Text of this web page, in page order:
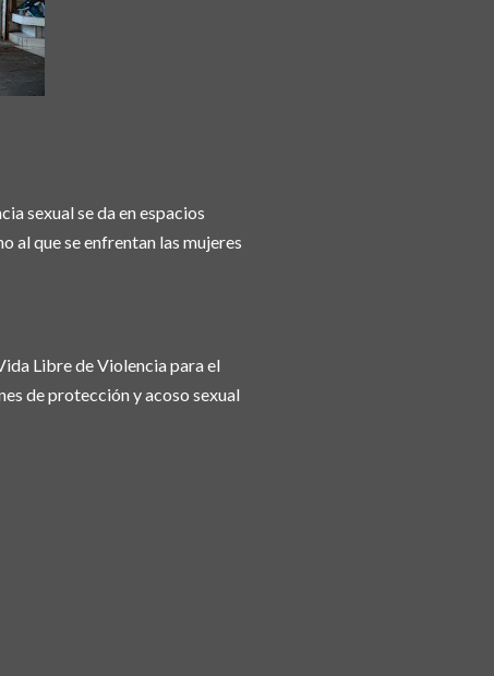
sexual se da en espacios
al que se enfrentan las mujeres
Libre de Violencia para el
de protección y acoso sexual